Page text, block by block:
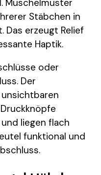
Muschelmuster
Stäbchen in
Das erzeugt Relief
Haptik.
oder
Der
liegen flach
funktional und